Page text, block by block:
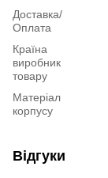
Доставка/
Оплата
Країна
виробник
товару
Матеріал
корпусу
Відгуки